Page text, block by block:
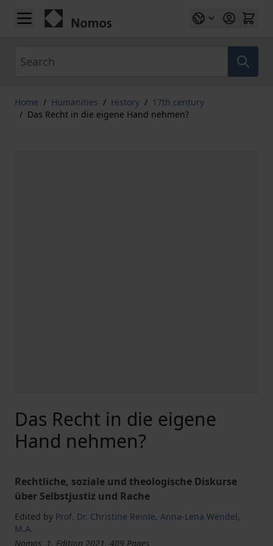
Skip to Content
Home / Humanities / History / 17th century
/ Das Recht in die eigene Hand nehmen?
Das Recht in die eigene
Hand nehmen?
Rechtliche, soziale und theologische Diskurse
über Selbstjustiz und Rache
Edited by Prof. Dr. Christine Reinle, Anna-Lena Wendel,
M.A.
Nomos, 1. Edition 2021, 409 Pages